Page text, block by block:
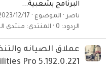
البرنامج بشعبية...
ناصر الموضوع 12/17
الردود: 0 المنتدى: منتدى
Pro 5.192.0.221